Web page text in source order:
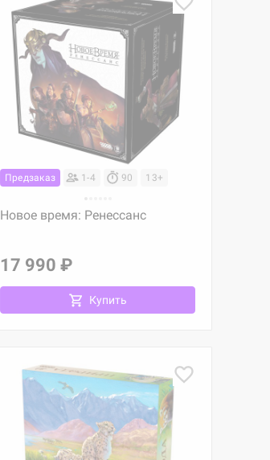
Предзаказ 1-4 90 13+
Новое время: Ренессанс
17 990 ₽
Купить